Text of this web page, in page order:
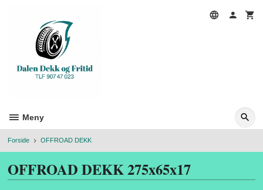
Meny
Forside OFFROAD DEKK
OFFROAD DEKK 275x65x17